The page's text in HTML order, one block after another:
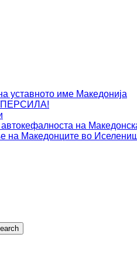
уставното име Македонија
на
на Македонците во